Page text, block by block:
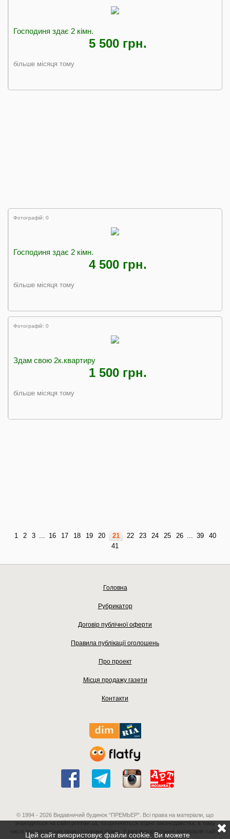
Господиня здає 2 кімн.
5 500 грн.
більше місяця тому
Фотографій: 0
Господиня здає 2 кімн.
4 500 грн.
більше місяця тому
Фотографій: 0
Здам свою 2к.квартиру
1 500 грн.
більше місяця тому
1 2 3 ... 16 17 18 19 20 21 22 23 24 25 26 ... 39
40
41
Головна
Рубрикатор
Договір публічної оферти
Правила публікації оголошень
Про проект
Місця продажу газети
Контакти
© 1994 - 2026 Видавничий будинок “ПРЕМЬЕР”. Всі права на матеріали, що
знаходяться на сайті premier.ua, охороняються згідно законодавства, в тому
числі про авторське право і суміжні права. У разі використання матеріалів сайту
Цей сайт використовує файли cookie. Ви можете